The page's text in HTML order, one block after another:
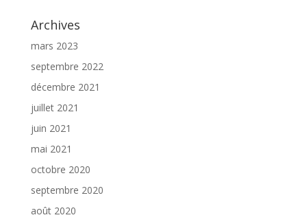
Archives
mars 2023
septembre 2022
décembre 2021
juillet 2021
juin 2021
mai 2021
octobre 2020
septembre 2020
août 2020